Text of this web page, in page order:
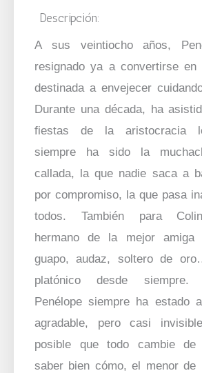
Descripción:
A sus veintiocho años,
resignado ya a convertirse en
destinada a envejecer
Durante una década, ha
fiestas de la aristocracia
siempre ha sido la
callada, la que nadie saca a
por compromiso, la que pasa
todos. También para
hermano de la mejor amiga
guapo, audaz, soltero de
platónico desde siempre.
Penélope siempre ha estado
agradable, pero casi
posible que todo cambie de
saber bien cómo, el menor de